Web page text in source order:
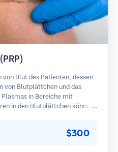
von Blut des Patienten, dessen
von Blutplättchen und das
Plasmas in Bereiche mit
in den Blutplättchen können
$300